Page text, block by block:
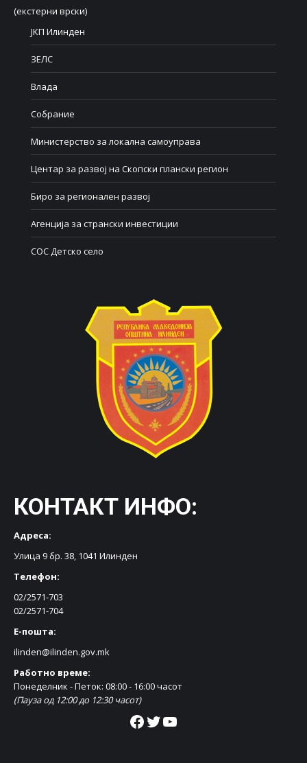
(екстерни врски)
ЈКП Илинден
ЗЕЛС
Влада
Собрание
Министерство за локална самоуправа
Центар за развој на Скопски плански регион
Биро за регионален развој
Агенција за странски инвестиции
СОС Детско село
КОНТАКТ ИНФО:
Адреса:
Улица 9 бр. 38, 1041 Илинден
Телефон:
02/2571-703
02/2571-704
Е-пошта:
ilinden@ilinden.gov.mk
Работно време:
Понеделник - Петок: 08:00 - 16:00 часот
(Пауза од 12:00 до 12:30 часот)
Facebook Twitter YouTube